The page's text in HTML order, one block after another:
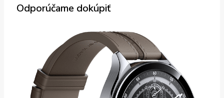
Odporúčame dokúpiť